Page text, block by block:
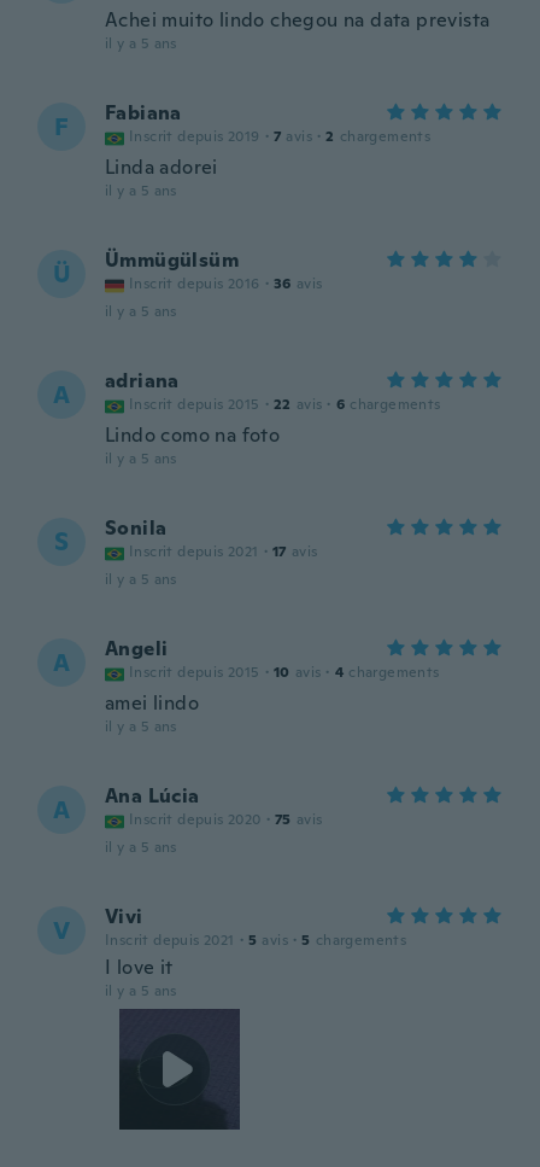
Achei muito lindo chegou na data prevista
il y a 5 ans
F Fabiana
Inscrit depuis 2019 · 7 avis · 2 chargements
Linda adorei
il y a 5 ans
Ü Ümmügülsüm
Inscrit depuis 2016 · 36 avis
il y a 5 ans
A adriana
Inscrit depuis 2015 · 22 avis · 6 chargements
Lindo como na foto
il y a 5 ans
S Sonila
Inscrit depuis 2021 · 17 avis
il y a 5 ans
A Angeli
Inscrit depuis 2015 · 10 avis · 4 chargements
amei lindo
il y a 5 ans
A Ana Lúcia
Inscrit depuis 2020 · 75 avis
il y a 5 ans
V Vivi
Inscrit depuis 2021 · 5 avis · 5 chargements
I love it
il y a 5 ans